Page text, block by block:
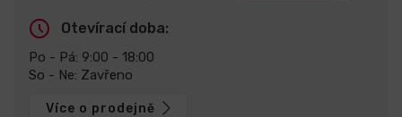
Otevírací doba:
Po - Pá: 9:00 - 18:00
So - Ne: Zavřeno
Více o prodejně